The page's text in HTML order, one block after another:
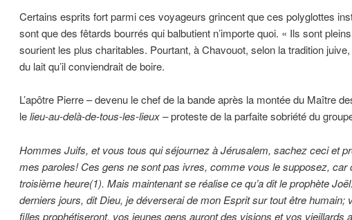
Certains esprits fort parmi ces voyageurs grincent que ces polyglottes
sont que des fêtards bourrés qui balbutient n’importe quoi. « Ils sont
sourient les plus charitables. Pourtant, à Chavouot, selon la tradition
du lait qu’il conviendrait de boire.
L’apôtre Pierre – devenu le chef de la bande après la montée du Maître
lelieu-au-delà-de-tous-les-lieux –proteste de la parfaite sobriété du
Hommes Juifs, et vous tous qui séjournez à Jérusalem, sachez ceci et
mes paroles! Ces gens ne sont pas ivres, comme vous le supposez, car
troisième heure(1). Mais maintenant se réalise ce qu’a dit le prophète
derniers jours, dit Dieu, je déverserai de mon Esprit sur tout être humain;
filles prophétiseront, vos jeunes gens auront des visions et vos vieillards